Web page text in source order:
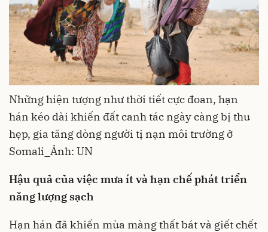
Những hiện tượng như thời tiết cực đoan, hạn
hán kéo dài khiến đất canh tác ngày càng bị thu
hẹp, gia tăng dòng người tị nạn môi trường ở
Somali_Ảnh: UN
Hậu quả của việc mưa ít và hạn chế phát triển
năng lượng sạch
Hạn hán đã khiến mùa màng thất bát và giết chết